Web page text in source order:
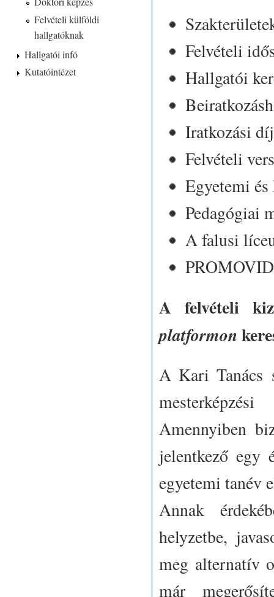
Felvételi külföldi
hallgatóknak
Hallgatói infó
Kutatóintézet
Felvételi
Hallgatói
Iratkozási
Felvételi
Egyetemi
Pedagógiai
A falusi
A felvételi
platformon
A Kari Tanács
Amennyiben
jelentkező egy
egyetemi tanév
Annak
helyzetbe,
meg alternatív
már